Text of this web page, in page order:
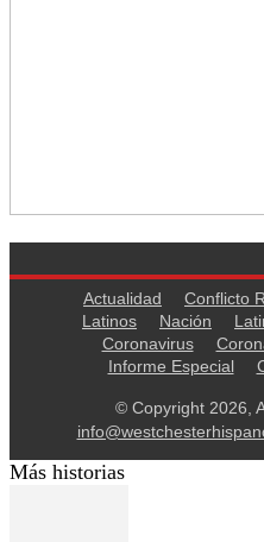
Actualidad Conflicto
Latinos
Nación
Coronavirus
Informe Especial
© Copyright 2026,
Más historias